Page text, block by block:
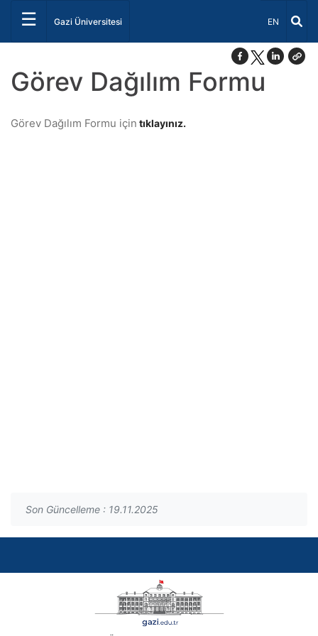
☰ Gazi Üniversitesi Dil Seçiniz
EN
Görev Dağılım Formu
Görev Dağılım Formu için tıklayınız.
Son Güncelleme : 19.11.2025